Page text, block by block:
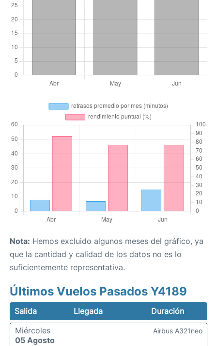
Nota: Hemos excluido algunos meses del gráfico, ya
que la cantidad y calidad de los datos no es lo
suficientemente representativa.
Últimos Vuelos Pasados Y4189
Salida Llegada
Duración
Miércoles
05 Agosto
Airbus A321neo